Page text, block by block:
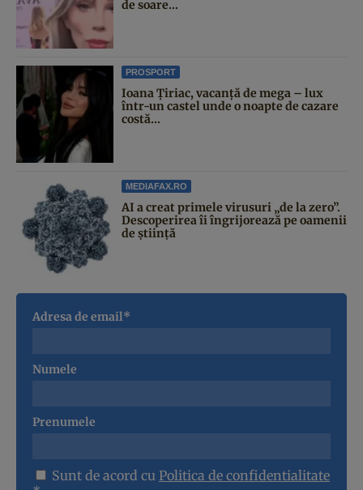
de soare...
PROSPORT
Ioana Țiriac, vacanță de mega – lux
într-un castel unde o noapte de cazare
costă...
MEDIAFAX.RO
AI a creat primele virusuri „de la zero”.
Descoperirea îi îngrijorează pe oamenii
de știință
Adresa de email*
Numele
Prenumele
Sunt de acord cu Politica de confidentialitate